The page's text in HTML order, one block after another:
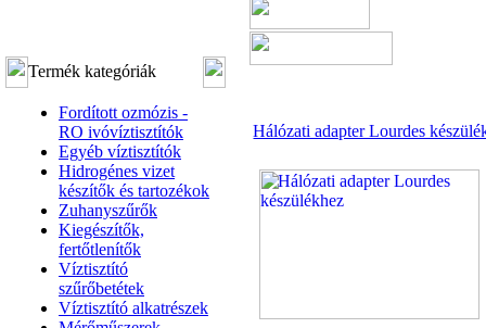
Termék kategóriák
Fordított ozmózis -
RO ivóvíztisztítók
Egyéb víztisztítók
Hidrogénes vizet
készítők és tartozékok
Zuhanyszűrők
Kiegészítők,
fertőtlenítők
Víztisztító
szűrőbetétek
Víztisztító alkatrészek
Hálózati adapter Lourdes